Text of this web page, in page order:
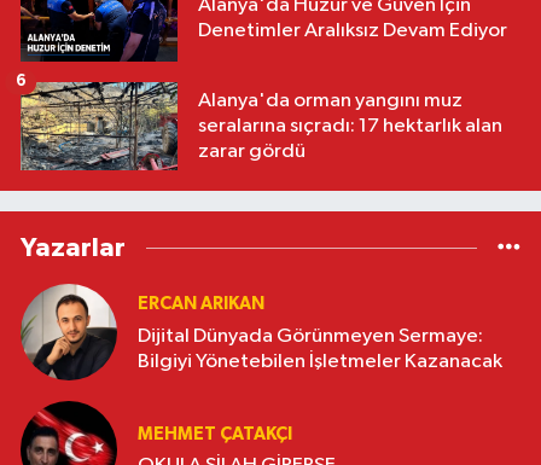
Alanya'da Huzur ve Güven İçin
Denetimler Aralıksız Devam Ediyor
Alanya'da orman yangını muz
seralarına sıçradı: 17 hektarlık alan
zarar gördü
6
Yazarlar
ERCAN ARIKAN
Dijital Dünyada Görünmeyen Sermaye:
Bilgiyi Yönetebilen İşletmeler Kazanacak
MEHMET ÇATAKÇI